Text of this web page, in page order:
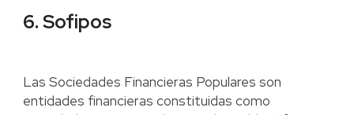
6. Sofipos
Las Sociedades Financieras Populares son
entidades financieras constituidas como